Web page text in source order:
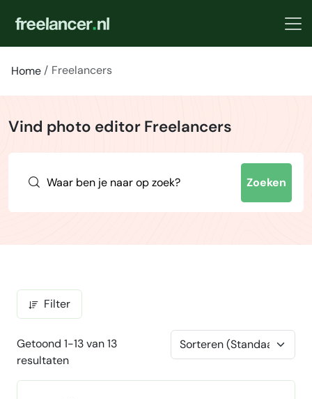
Home Freelancers
Vind photo editor Freelancers
Zoeken
Filter
Getoond 1-13 van 13
resultaten